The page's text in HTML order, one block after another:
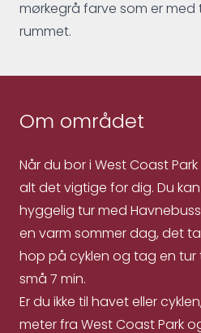
mørkegrå farve som er med
rummet.
Om området
Når du bor i West Coast
alt det vigtige for dig. Du
hyggelig tur med
en varm sommer dag, det
hop på cyklen og tag en tur
små 7 min.
Er du ikke til havet eller
meter fra West Coast Park